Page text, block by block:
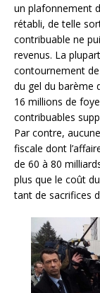
un plafonnement
rétabli, de telle
contribuable ne
revenus. La
contournement
du gel du barème
16 millions de
contribuables
Par contre,
fiscale dont
de 60 à 80
plus que le coût
tant de sacrifices